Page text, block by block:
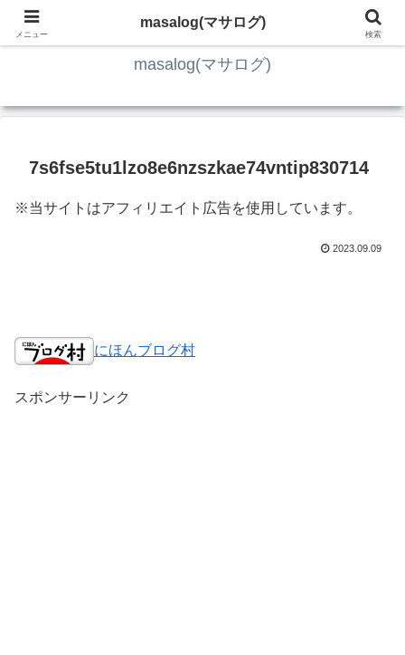
ITの知識4割・ガジェット4割・その他2割 の趣味ブログ
masalog(マサログ)
7s6fse5tu1lzo8e6nzszkae74vntip830714
※当サイトはアフィリエイト広告を使用しています。
2023.09.09
にほんブログ村
スポンサーリンク
メニュー
masalog(マサログ)
検索